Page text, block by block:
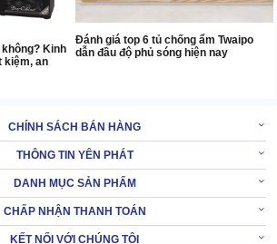
Kinh
kiệm, an
Đánh giá top 6 tủ chống ẩm Twaipo
dẫn đầu độ phủ sóng hiện nay
CHÍNH SÁCH BÁN HÀNG
THÔNG TIN YÊN PHÁT
DANH MỤC SẢN PHẨM
CHẤP NHẬN THANH TOÁN
KẾT NỐI VỚI CHÚNG TÔI